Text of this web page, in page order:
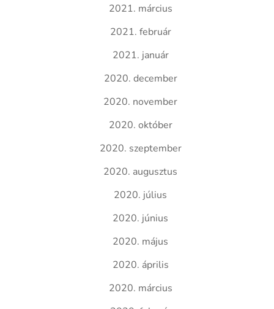
2021. március
2021. február
2021. január
2020. december
2020. november
2020. október
2020. szeptember
2020. augusztus
2020. július
2020. június
2020. május
2020. április
2020. március